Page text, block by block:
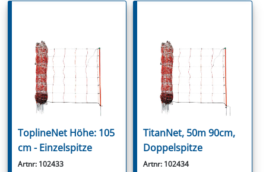
ToplineNet Höhe: 105
cm - Einzelspitze
Artnr: 102433
TitanNet, 50m 90cm,
Doppelspitze
Artnr: 102434